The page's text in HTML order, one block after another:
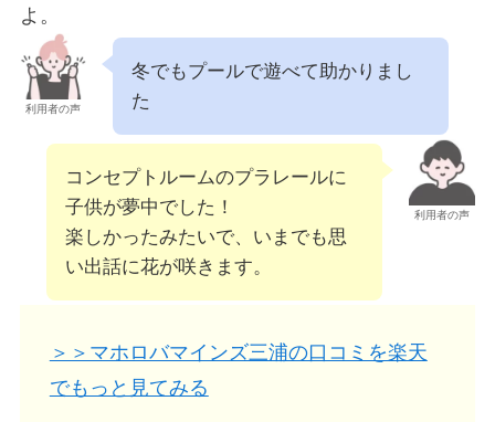
よ。
利用者の声
冬でもプールで遊べて助かりまし
た
利用者の声
コンセプトルームのプラレールに
子供が夢中でした！
楽しかったみたいで、いまでも思
い出話に花が咲きます。
＞＞マホロバマインズ三浦の口コミを楽天
でもっと見てみる